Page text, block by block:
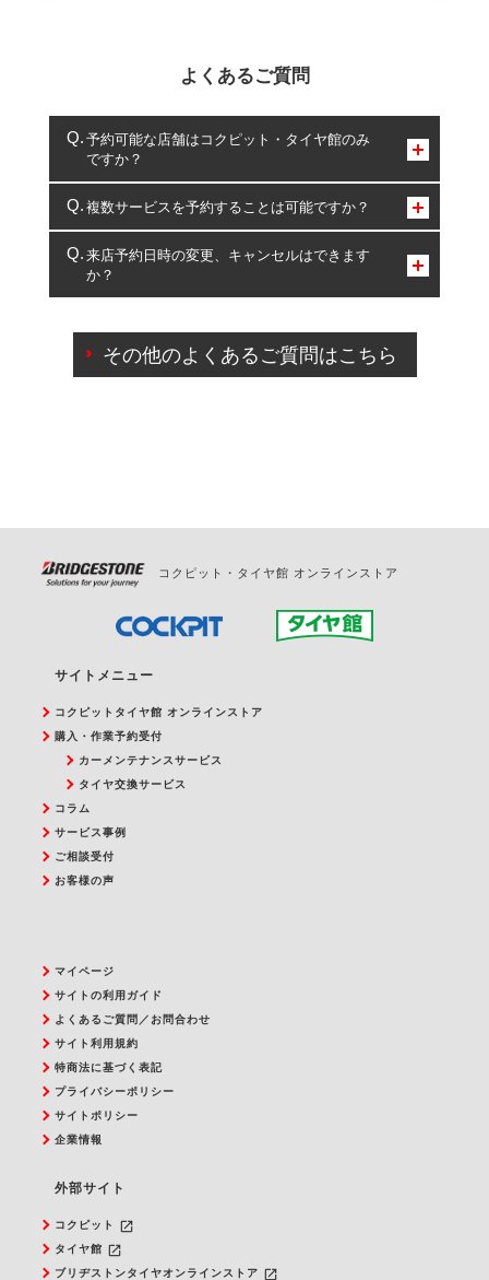
よくあるご質問
予約可能な店舗はコクピット・タイヤ館のみ
ですか？
コクピット・タイヤ館のみとなります。
複数サービスを予約することは可能ですか？
複数サービスのご予約は可能です。
一部の商品・サービスの組み合わせに限り、同時にご予約が
出来ないものもございます。
来店予約日時の変更、キャンセルはできます
か？
ご来店予約日の3営業日前を過ぎている場合のご予約
の日時変更につきましては、直接ご予約の店舗まで
その他のよくあるご質問はこちら
コクピット・タイヤ館 オンラインストア
サイトメニュー
コクピットタイヤ館 オンラインストア
購入・作業予約受付
カーメンテナンスサービス
タイヤ交換サービス
コラム
サービス事例
ご相談受付
お客様の声
マイページ
サイトの利用ガイド
よくあるご質問／お問合わせ
サイト利用規約
特商法に基づく表記
プライバシーポリシー
サイトポリシー
企業情報
外部サイト
コクピット launch
タイヤ館 launch
ブリヂストンタイヤオンラインストア launch